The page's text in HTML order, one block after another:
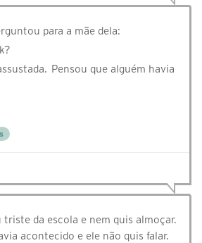
para a mãe dela:
Pensou que alguém havia
triste da escola e nem quis almoçar.
acontecido e ele não quis falar.